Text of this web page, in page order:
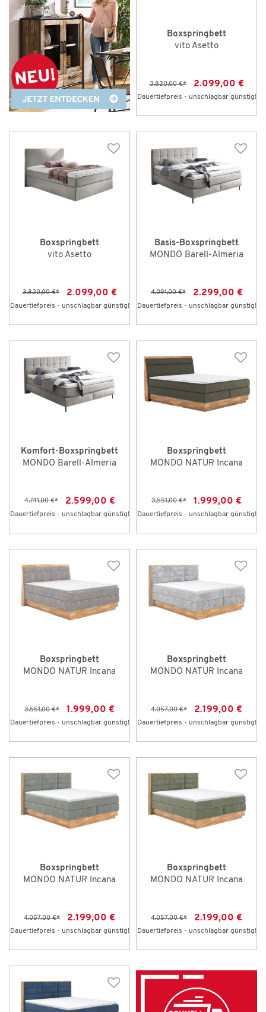
Boxspringbett
vito Asetto
3.820,00 €* 2.099,00 €
Dauertiefpreis - unschlagbar günstig!
Boxspringbett
vito Asetto
3.820,00 €* 2.099,00 €
Dauertiefpreis - unschlagbar günstig!
Basis-Boxspringbett
MONDO Barell-Almeria
4.091,00 €* 2.299,00 €
Dauertiefpreis - unschlagbar günstig!
Komfort-Boxspringbett
MONDO Barell-Almeria
4.741,00 €* 2.599,00 €
Dauertiefpreis - unschlagbar günstig!
Boxspringbett
MONDO NATUR Incana
3.551,00 €* 1.999,00 €
Dauertiefpreis - unschlagbar günstig!
Boxspringbett
MONDO NATUR Incana
3.551,00 €* 1.999,00 €
Dauertiefpreis - unschlagbar günstig!
Boxspringbett
MONDO NATUR Incana
4.057,00 €* 2.199,00 €
Dauertiefpreis - unschlagbar günstig!
Boxspringbett
MONDO NATUR Incana
4.057,00 €* 2.199,00 €
Dauertiefpreis - unschlagbar günstig!
Boxspringbett
MONDO NATUR Incana
4.057,00 €* 2.199,00 €
Dauertiefpreis - unschlagbar günstig!